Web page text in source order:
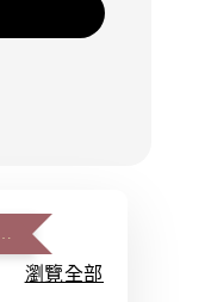
瀏覽全部